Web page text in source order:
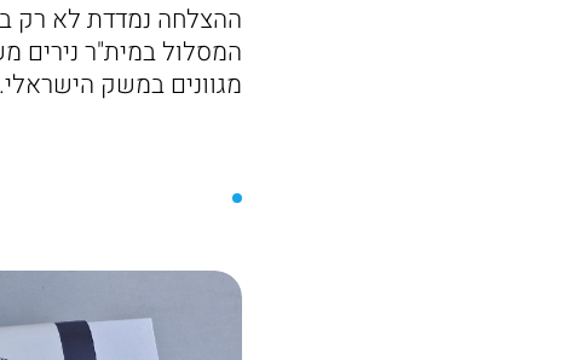
ההצלחה נמדדת לא רק
המסלול במית"ר נירים
מגוונים במשק הישראלי.